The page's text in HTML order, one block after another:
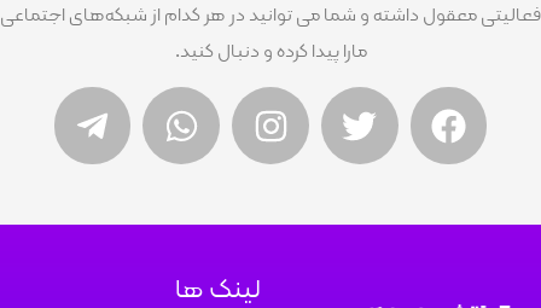
داشته و شما می توانید در هر کدام از شبکه‌های اجتماعی
مارا پیدا کرده و دنبال کنید.